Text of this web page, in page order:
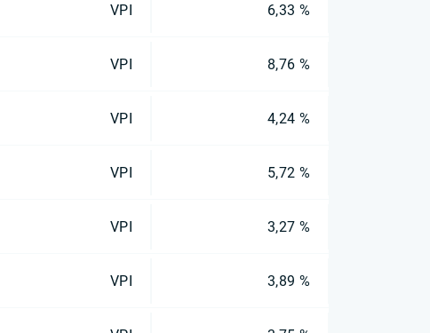
VPI 6,33 %
VPI 8,76 %
VPI 4,24 %
VPI 5,72 %
VPI 3,27 %
VPI 3,89 %